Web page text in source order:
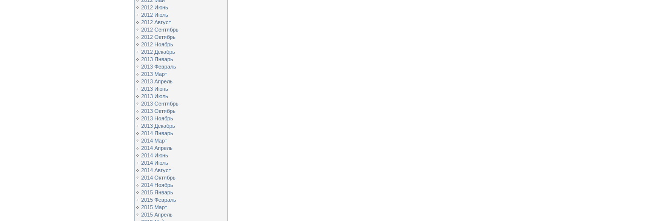
2012 Июнь
2012 Июль
2012 Август
2012 Сентябрь
2012 Октябрь
2012 Ноябрь
2012 Декабрь
2013 Январь
2013 Февраль
2013 Март
2013 Апрель
2013 Июнь
2013 Июль
2013 Сентябрь
2013 Октябрь
2013 Ноябрь
2013 Декабрь
2014 Январь
2014 Март
2014 Апрель
2014 Июнь
2014 Июль
2014 Август
2014 Октябрь
2014 Ноябрь
2015 Январь
2015 Февраль
2015 Март
2015 Апрель